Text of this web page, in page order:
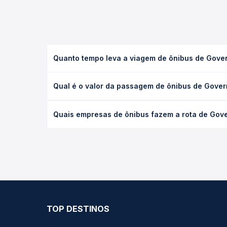
Quanto tempo leva a viagem de ônibus de
executivo ou leito) e as condições de tráfego. Na
Qual é o valor da passagem de ônibus de
o tipo de poltrona e a antecedência da compra.
Quais empresas de ônibus fazem a rota de
TOP DESTINOS